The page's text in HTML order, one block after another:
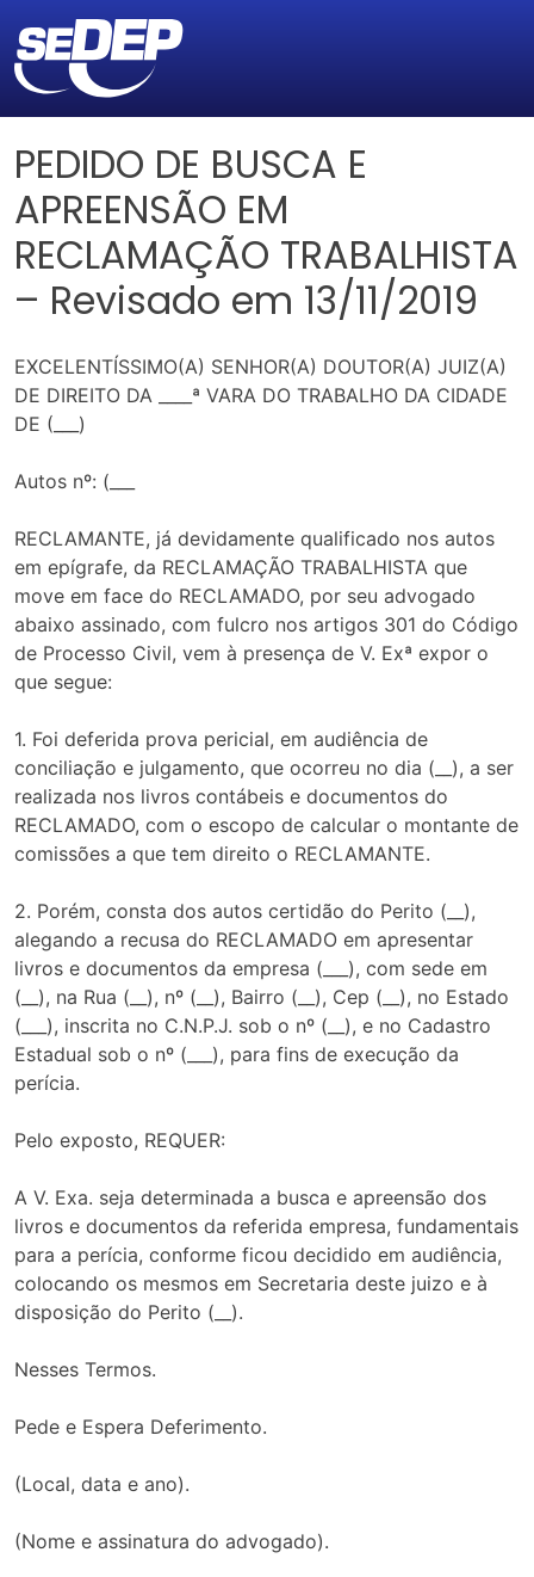
PEDIDO DE BUSCA E
APREENSÃO EM
RECLAMAÇÃO TRABALHISTA
– Revisado em 13/11/2019
EXCELENTÍSSIMO(A) SENHOR(A) DOUTOR(A) JUIZ(A)
DE DIREITO DA ____ª VARA DO TRABALHO DA CIDADE
DE (___)
Autos nº: (___
RECLAMANTE, já devidamente qualificado nos autos
em epígrafe, da RECLAMAÇÃO TRABALHISTA que
move em face do RECLAMADO, por seu advogado
abaixo assinado, com fulcro nos artigos 301 do Código
de Processo Civil, vem à presença de V. Exª expor o
que segue:
1. Foi deferida prova pericial, em audiência de
conciliação e julgamento, que ocorreu no dia (__), a ser
realizada nos livros contábeis e documentos do
RECLAMADO, com o escopo de calcular o montante de
comissões a que tem direito o RECLAMANTE.
2. Porém, consta dos autos certidão do Perito (__),
alegando a recusa do RECLAMADO em apresentar
livros e documentos da empresa (___), com sede em
(__), na Rua (__), nº (__), Bairro (__), Cep (__), no Estado
(___), inscrita no C.N.P.J. sob o nº (__), e no Cadastro
Estadual sob o nº (___), para fins de execução da
perícia.
Pelo exposto, REQUER:
A V. Exa. seja determinada a busca e apreensão dos
livros e documentos da referida empresa, fundamentais
para a perícia, conforme ficou decidido em audiência,
colocando os mesmos em Secretaria deste juizo e à
disposição do Perito (__).
Nesses Termos.
Pede e Espera Deferimento.
(Local, data e ano).
(Nome e assinatura do advogado).